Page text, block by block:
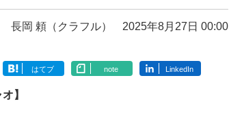
長岡 頼（クラフル） 2025年8月27日 00:00
はてブ note LinkedIn
】